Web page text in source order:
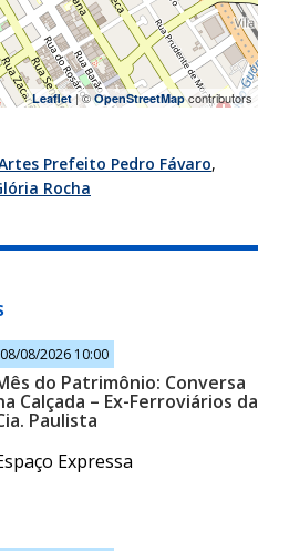
Leaflet| ©OpenStreetMapcontributors
Prefeito Pedro Fávaro,
Rocha
08/08/2026 10:00
do Patrimônio: Conversa
Calçada – Ex-Ferroviários da
Paulista
Expressa